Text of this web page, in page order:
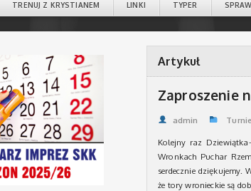
TRENUJ Z KRYSTIANEM LINKI TYPER
Artykuł
Zaproszenie
admin
Kolejny raz
Wronkach Puchar
serdecznie
że tory wronieckie są